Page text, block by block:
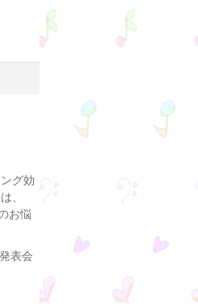
グ効
、
お悩
表会